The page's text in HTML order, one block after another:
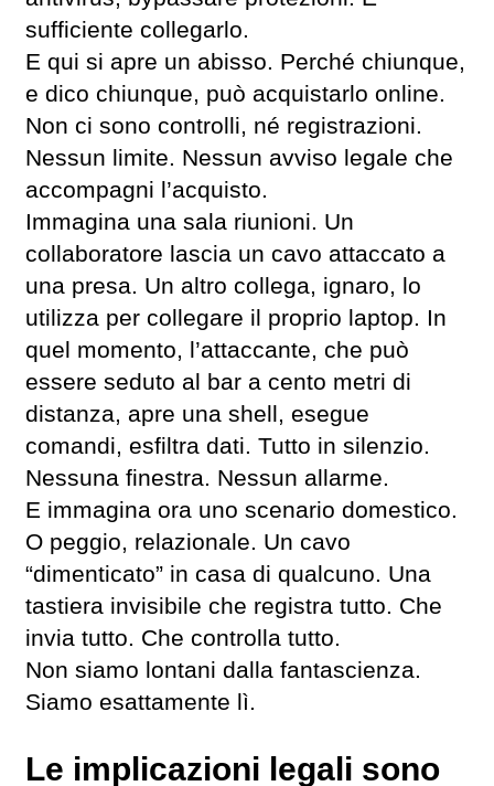
sufficiente collegarlo.
E qui si apre un abisso. Perché chiunque,
e dico chiunque, può acquistarlo online.
Non ci sono controlli, né registrazioni.
Nessun limite. Nessun avviso legale che
accompagni l’acquisto.
Immagina una sala riunioni. Un
collaboratore lascia un cavo attaccato a
una presa. Un altro collega, ignaro, lo
utilizza per collegare il proprio laptop. In
quel momento, l’attaccante, che può
essere seduto al bar a cento metri di
distanza, apre una shell, esegue
comandi, esfiltra dati. Tutto in silenzio.
Nessuna finestra. Nessun allarme.
E immagina ora uno scenario domestico.
O peggio, relazionale. Un cavo
“dimenticato” in casa di qualcuno. Una
tastiera invisibile che registra tutto. Che
invia tutto. Che controlla tutto.
Non siamo lontani dalla fantascienza.
Siamo esattamente lì.
Le implicazioni legali sono